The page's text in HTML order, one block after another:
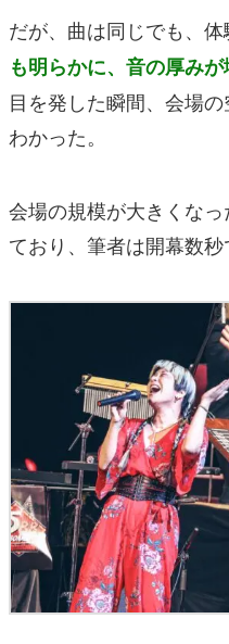
だが、曲は同じでも、体
も明らかに、音の厚みが
目を発した瞬間、会場
わかった。
会場の規模が大きくな
ており、筆者は開幕数秒